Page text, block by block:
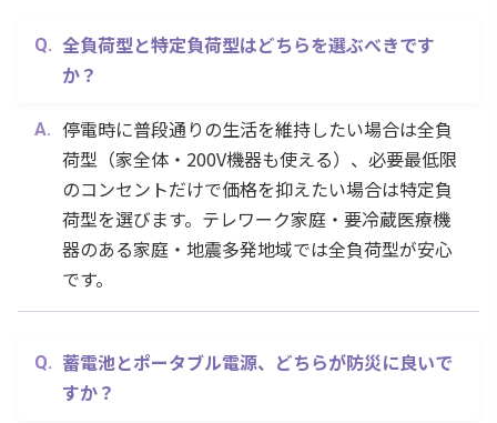
全負荷型と特定負荷型はどちらを選ぶべきです
か？
停電時に普段通りの生活を維持したい場合は全負
荷型（家全体・200V機器も使える）、必要最低限
のコンセントだけで価格を抑えたい場合は特定負
荷型を選びます。テレワーク家庭・要冷蔵医療機
器のある家庭・地震多発地域では全負荷型が安心
です。
蓄電池とポータブル電源、どちらが防災に良いで
すか？